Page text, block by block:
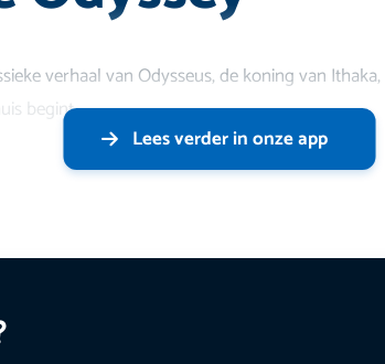
verhaal van Odysseus, de koning van
begint.
Lees verder in onze app